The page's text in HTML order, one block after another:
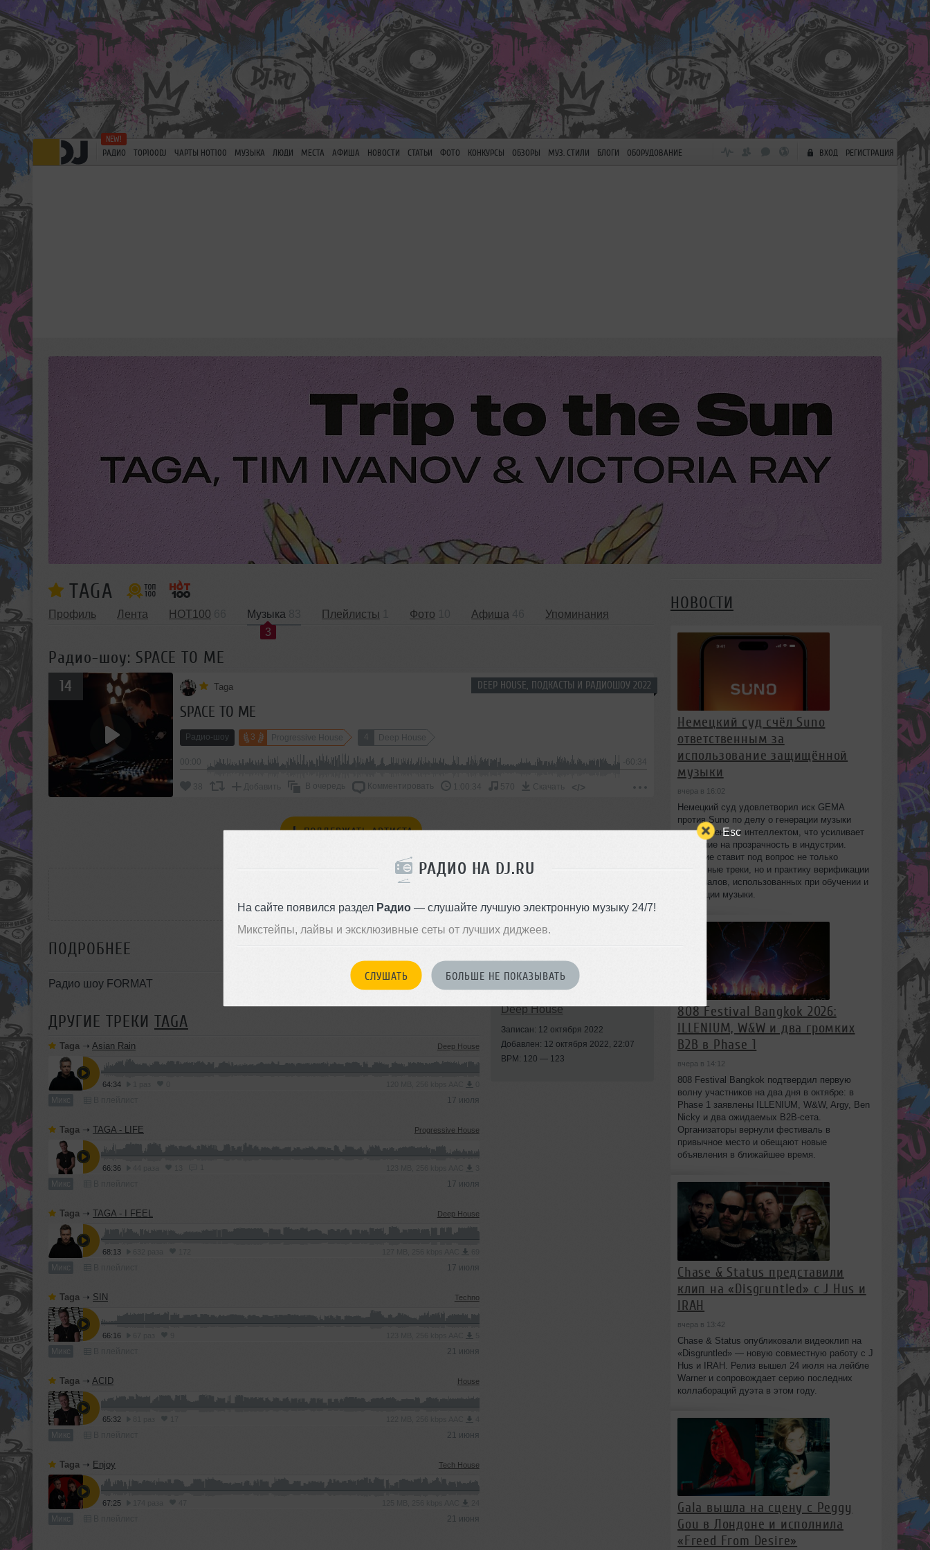
Esc
РАДИО НА DJ.RU
На сайте появился раздел Радио— слушайте лучшую электронную музыку 24/7!
Микстейпы, лайвы и эксклюзивные сеты от лучших диджеев.
СЛУШАТЬ БОЛЬШЕ НЕ ПОКАЗЫВАТЬ
РАДИО TOP100DJ ЧАРТЫ HOT100 МУЗЫКА ЛЮДИ МЕСТА АФИША НОВОСТИ СТАТЬИ ФОТО КОНКУРСЫ ОБЗОРЫ МУЗ. СТИЛИ БЛОГИ ОБОРУДОВАНИЕ ВХОД РЕГИСТРАЦИЯ
TAGA
Профиль Лента HOT100
Музыка
3
Плейлисты Фото Афиша Упоминания
Радио-шоу: SPACE TO ME
DEEP HOUSE, ПОДКАСТЫ И РАДИОШОУ 2022
14 Taga
SPACE TO ME
Радио-шоу 3 Progressive House Deep House
-60:34
38 Добавить В очередь Комментировать 1:00:34 570 Скачать </>
ПОДДЕРЖАТЬ АРТИСТА
РАССКАЖИ ДРУЗЬЯМ
ПОДРОБНЕЕ
Радио шоу FORMAT
ДРУГИЕ ТРЕКИ TAGA
Taga ➝ Asian Rain Deep House
64:34
Микс 17 июля
Taga ➝ TAGA - LIFE Progressive House
66:36
Микс 17 июля
Taga ➝ TAGA - I FEEL Deep House
68:13
Микс 17 июля
Taga ➝ SIN Techno
66:16
Микс 21 июня
Taga ➝ ACID House
65:32
Микс 21 июня
Taga ➝ Enjoy Tech House
67:25
Микс 21 июня
Стили: Progressive House
Deep House
Записан: 12 октября 2022
Добавлен: 12 октября 2022, 22:07
BPM: 120 — 123
НОВОСТИ
Немецкий суд счёл Suno
ответственным за
использование защищённой
музыки
вчера в 16:02
Немецкий суд удовлетворил иск GEMA
против Suno по делу о генерации музыки
искусственным интеллектом, что усиливает
давление на прозрачность в индустрии.
Решение ставит под вопрос не только
отдельные треки, но и практику верификации
материалов, использованных при обучении и
генерации музыки.
808 Festival Bangkok 2026:
ILLENIUM, W&W и два громких
B2B в Phase 1
вчера в 14:12
808 Festival Bangkok подтвердил первую
волну участников на два дня в октябре: в
Phase 1 заявлены ILLENIUM, W&W, Argy, Ben
Nicky и два ожидаемых B2B-сета.
Организаторы вернули фестиваль в
привычное место и обещают новые
объявления в ближайшее время.
Chase & Status представили
клип на «Disgruntled» с J Hus и
IRAH
вчера в 13:42
Chase & Status опубликовали видеоклип на
«Disgruntled» — новую совместную работу с J
Hus и IRAH. Релиз вышел 24 июля на лейбле
Warner и сопровождает серию последних
коллабораций дуэта в этом году.
Gala вышла на сцену с Peggy
Gou в Лондоне и исполнила
«Freed From Desire»